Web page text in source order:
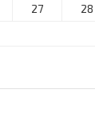
27 28